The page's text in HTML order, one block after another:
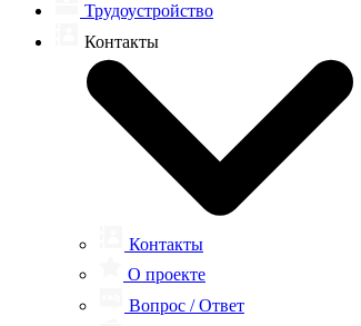
Трудоустройство
Контакты
Контакты
О проекте
Вопрос / Ответ